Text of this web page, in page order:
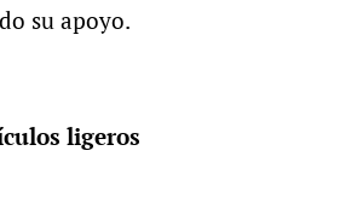
su apoyo.
ligeros